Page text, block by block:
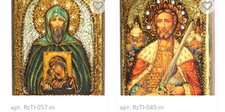
арт. RzTI-057.m арт. RzTI-049.m